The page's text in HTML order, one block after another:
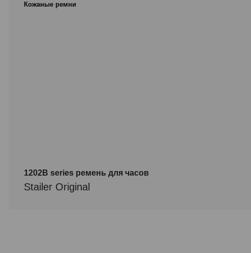
Кожаные ремни
1202B series ремень для часов
Stailer Original